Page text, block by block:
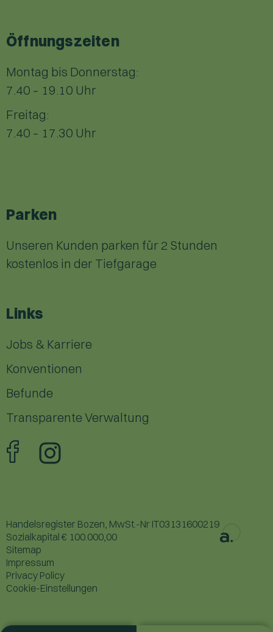
Öffnungszeiten
Montag bis Donnerstag:
7.40 – 19.10 Uhr
Freitag:
7.40 – 17.30 Uhr
Parken
Unseren Kunden parken für 2 Stunden
kostenlos in der Tiefgarage
Links
Jobs & Karriere
Konventionen
Befunde
Transparente Verwaltung
Handelsregister Bozen, MwSt.-Nr IT03131600219
Sozialkapital € 100.000,00
Sitemap
Impressum
Privacy Policy
Cookie-Einstellungen